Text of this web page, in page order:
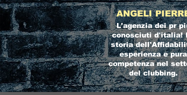
ANGELI
L'agenzia dei pr
conosciuti d'italia!
storia
esperienza e pura
competenza nel
del clubbing.